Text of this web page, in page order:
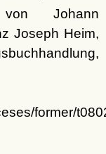
von Johann
Joseph Heim,
former/